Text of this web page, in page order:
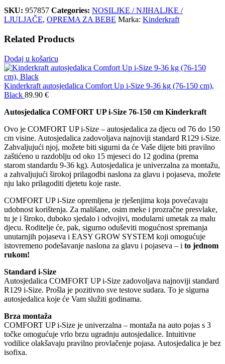
SKU: 957857 Categories: NOSILJKE / NJIHALJKE /
LJULJAČE, OPREMA ZA BEBE Marka: Kinderkraft
Related Products
Dodaj u košaricu
Kinderkraft autosjedalica Comfort Up i-Size 9-36 kg (76-150 cm),
Black 89.90 €
Autosjedalica COMFORT UP i-Size 76-150 cm Kinderkraft
Ovo je COMFORT UP i-Size – autosjedalica za djecu od 76 do 150
cm visine. Autosjedalica zadovoljava najnoviji standard R129 i-Size.
Zahvaljujući njoj, možete biti sigurni da će Vaše dijete biti pravilno
zaštićeno u razdoblju od oko 15 mjeseci do 12 godina (prema
starom standardu 9-36 kg). Autosjedalica je univerzalna za montažu,
a zahvaljujući širokoj prilagodbi naslona za glavu i pojaseva, možete
nju lako prilagoditi djetetu koje raste.
COMFORT UP i-Size opremljena je rješenjima koja povećavaju
udobnost korištenja. Za mališane, osim meke i prozračne presvlake,
tu je i široko, duboko sjedalo i odvojivi, modularni umetak za malu
djecu. Roditelje će, pak, sigurno oduševiti mogućnost spremanja
unutarnjih pojaseva i EASY GROW SYSTEM koji omogućuje
istovremeno podešavanje naslona za glavu i pojaseva – i to jednom
rukom!
Standard i-Size
Autosjedalica COMFORT UP i-Size zadovoljava najnoviji standard
R129 i-Size. Prošla je pozitivno sve testove sudara. To je sigurna
autosjedalica koje će Vam služiti godinama.
Brza montaža
COMFORT UP i-Size je univerzalna – montaža na auto pojas s 3
točke omogućuje vrlo brzu ugradnju autosjedalice. Intuitivne
vodilice olakšavaju pravilno provlačenje pojasa. Autosjedalica je bez
isofixa.